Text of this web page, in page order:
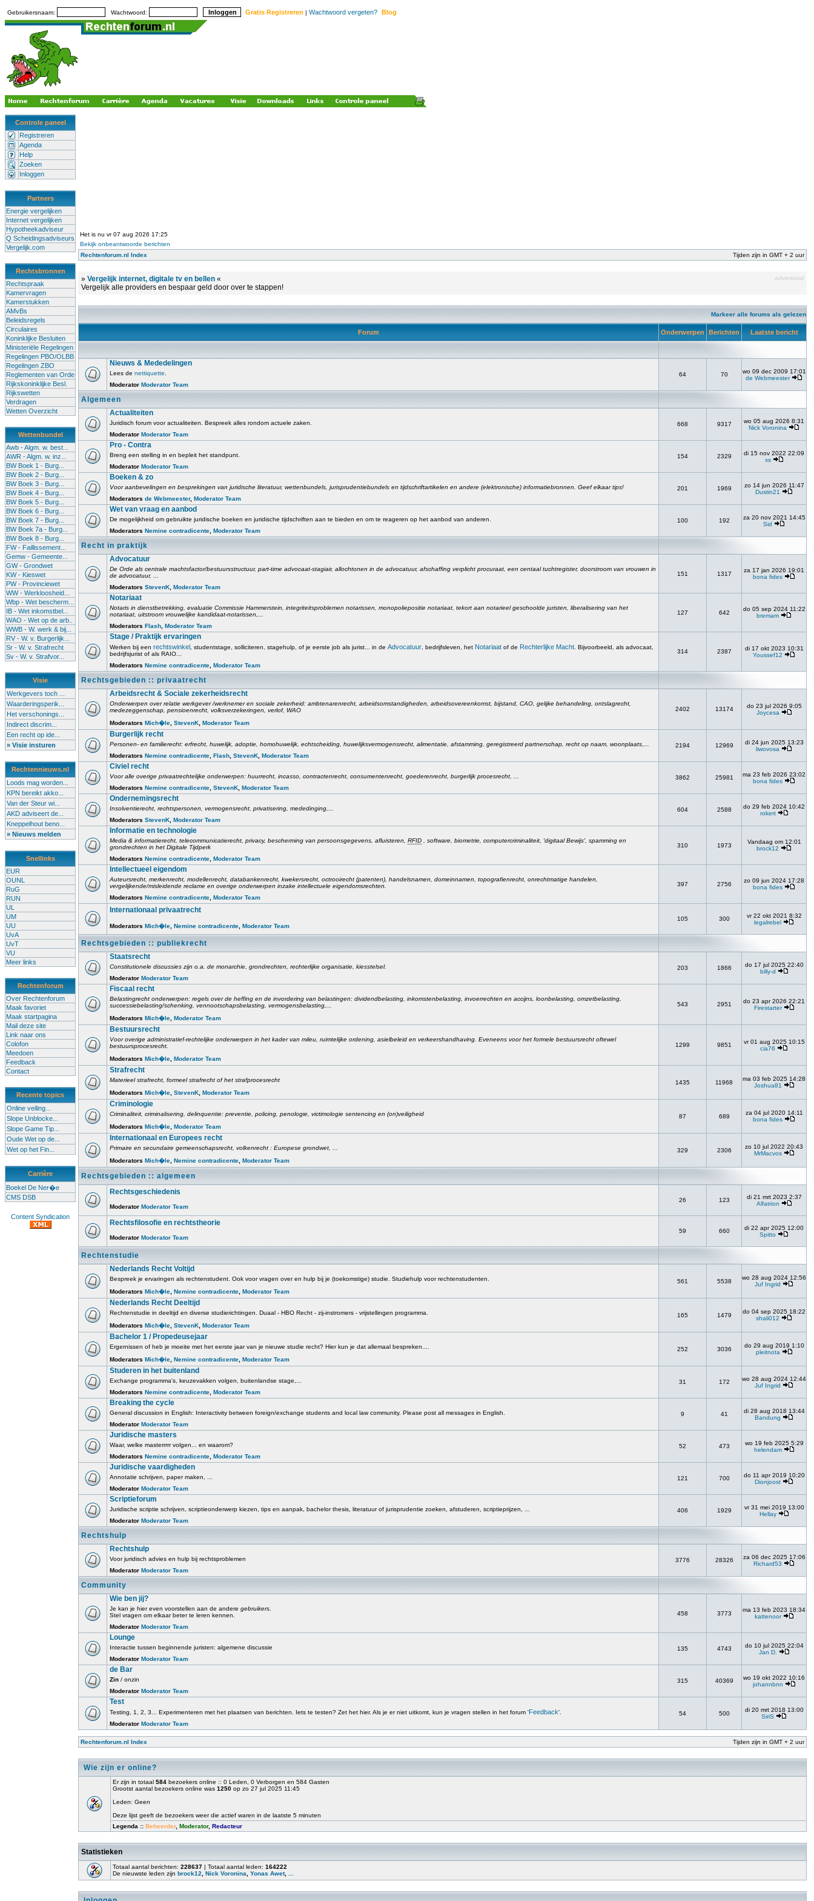
Gebruikersnaam: Wachtwoord: Gratis Registreren | Wachtwoord vergeten? Blog
Controle paneel
Registreren
Agenda
Help
Zoeken
Inloggen
Partners
Energie vergelijken
Internet vergelijken
Hypotheekadviseur
Q Scheidingsadviseurs
Vergelijk.com
Rechtsbronnen
Rechtspraak
Kamervragen
Kamerstukken
AMvBs
Beleidsregels
Circulaires
Koninklijke Besluiten
Ministeriële Regelingen
Regelingen PBO/OLBB
Regelingen ZBO
Reglementen van Orde
Rijkskoninklijke Besl.
Rijkswetten
Verdragen
Wetten Overzicht
Wettenbundel
Awb - Algm. w. best...
AWR - Algm. w. inz...
BW Boek 1 - Burg...
BW Boek 2 - Burg...
BW Boek 3 - Burg...
BW Boek 4 - Burg...
BW Boek 5 - Burg...
BW Boek 6 - Burg...
BW Boek 7 - Burg...
BW Boek 7a - Burg...
BW Boek 8 - Burg...
FW - Faillissement...
Gemw - Gemeente...
GW - Grondwet
KW - Kieswet
PW - Provinciewet
WW - Werkloosheid...
Wbp - Wet bescherm...
IB - Wet inkomstbel...
WAO - Wet op de arb..
WWB - W. werk & bij...
RV - W. v. Burgerlijk...
Sr - W. v. Strafrecht
Sv - W. v. Strafvor...
Visie
Werkgevers toch ...
Waarderingsperik...
Het verschonings...
Indirect discrim...
Een recht op ide...
» Visie insturen
Rechtennieuws.nl
Loods mag worden...
KPN bereikt akko...
Van der Steur wi...
AKD adviseert de...
Kneppelhout beno...
» Nieuws melden
Snellinks
EUR
OUNL
RuG
RUN
UL
UM
UU
UvA
UvT
VU
Meer links
Rechtenforum
Over Rechtenforum
Maak favoriet
Maak startpagina
Mail deze site
Link naar ons
Colofon
Meedoen
Feedback
Contact
Recente topics
Online veiling...
Slope Unblocke...
Slope Game Tip...
Oude Wet op de...
Wet op het Fin...
Carrière
Boekel De Ner�e
CMS DSB
Content Syndication
Het is nu vr 07 aug 2026 17:25
Bekijk onbeantwoorde berichten
Rechtenforum.nl Index
Tijden zijn in GMT + 2 uur
» Vergelijk internet, digitale tv en bellen « advertorial
Vergelijk alle providers en bespaar geld door over te stappen!
Markeer alle forums als gelezen
Forum Onderwerpen Berichten Laatste bericht
Nieuws & Mededelingen
Lees de nettiquette
Moderator Moderator Team
64 70
wo 09 dec 2009 17:01
de Webmeester
Algemeen
Actualiteiten
Juridisch forum voor actualiteiten. Bespreek alles rondom actuele zaken.
Moderator Moderator Team
668 9317
wo 05 aug 2026 8:31
Nick Voronina
Pro - Contra
Breng een stelling in en bepleit het standpunt.
Moderator Moderator Team
154 2329
di 15 nov 2022 22:09
xs
Boeken & zo
Voor aanbevelingen en besprekingen van juridische literatuur, wettenbundels, jurisprudentiebundels en tijdschriftartikelen en andere (elektronische) informatiebronnen. Geef elkaar tips!
Moderators de Webmeester, Moderator Team
201 1969
zo 14 jun 2026 11:47
Dustin21
Wet van vraag en aanbod
De mogelijkheid om gebruikte juridische boeken en juridische tijdschriften aan te bieden en om te reageren op het aanbod van anderen.
Moderators Nemine contradicente Moderator Team
100 192
za 20 nov 2021 14:45
Sid
Recht in praktijk
Advocatuur
De Orde als centrale machtsfactor/bestuursstructuur, part-time advocaat-stagiair, allochtonen in de advocatuur, afschaffing verplicht procuraat, een centaal tuchtregister, doorstroom van vrouwen in
de advocatuur, ...
Moderators StevenK Moderator Team
151 1317
za 17 jan 2026 19:01
bona fides
Notariaat
Notaris in dienstbetrekking, evaluatie Commissie Hammerstein, integriteitsproblemen notarissen, monopoliepositie notariaat, tekort aan notarieel geschoolde juristen, liberalisering van het
notariaat, uitstroom vrouwelijke kandidaat-notarissen,...
Moderators Flash Moderator Team
127 642
do 05 sep 2024 11:22
bremam
Stage / Praktijk ervaringen
Werken bij een rechtswinkel , studentstage, solliciteren, stagehulp, of je eerste job als jurist... in de Advocatuur , bedrijfsleven, het Notariaat of de Rechterlijke Macht . Bijvoorbeeld, als advocaat,
bedrijfsjurist of als RAIO...
Moderators Nemine contradicente Moderator Team
314 2387
di 17 okt 2023 10:31
Youssef12
Rechtsgebieden :: privaatrecht
Arbeidsrecht & Sociale zekerheidsrecht
Onderwerpen over relatie werkgever /werknemer en sociale zekerheid: ambtenarenrecht, arbeidsomstandigheden, arbeidsovereenkomst, bijstand, CAO, gelijke behandeling, ontslagrecht,
medezeggenschap, pensioenrecht, volksverzekeringen, verlof, WAO
Moderators Mich�le StevenK Moderator Team
2402 13174
do 23 jul 2026 9:05
Joycesa
Burgerlijk recht
Personen- en familierecht: erfrecht, huwelijk, adoptie, homohuwelijk, echtscheiding, huwelijksvermogensrecht, alimentatie, afstamming, geregistreerd partnerschap, recht op naam, woonplaats,...
Moderators Nemine contradicente Flash StevenK Moderator Team
2194 12969
di 24 jun 2025 13:23
liwovosa
Civiel recht
Voor alle overige privaatrechtelijke onderwerpen: huurrecht, incasso, contractenrecht, consumentenrecht, goederenrecht, burgerlijk procesrecht, ...
Moderators Nemine contradicente StevenK Moderator Team
3862 25981
ma 23 feb 2026 23:02
bona fides
Ondernemingsrecht
Insolventierecht, rechtspersonen, vermogensrecht, privatisering, mededinging,...
Moderators StevenK Moderator Team
604 2588
do 29 feb 2024 10:42
rokert
Informatie en technologie
Media & informatierecht, telecommunicatierecht, privacy, bescherming van persoonsgegevens, afluisteren, RFID , software, biometrie, computercriminaliteit, 'digitaal Bewijs', spamming en
grondrechten in het Digitale Tijdperk
Moderators Nemine contradicente Moderator Team
310 1973
Vandaag om 12:01
brock12
Intellectueel eigendom
Auteursrecht, merkenrecht, modellenrecht, databankenrecht, kwekersrecht, octrooirecht (patenten), handelsnamen, domeinnamen, topografienrecht, onrechtmatige handelen,
vergelijkende/misleidende reclame en overige onderwerpen inzake intellectuele eigendomsrechten.
Moderators Nemine contradicente Moderator Team
397 2756
zo 09 jun 2024 17:28
bona fides
Internationaal privaatrecht
Moderators Mich�le Nemine contradicente Moderator Team
105 300
vr 22 okt 2021 8:32
legalrebel
Rechtsgebieden :: publiekrecht
Staatsrecht
Constitutionele discussies zijn o.a. de monarchie, grondrechten, rechterlijke organisatie, kiesstelsel.
Moderator Moderator Team
203 1866
do 17 jul 2025 22:40
billy-d
Fiscaal recht
Belastingrecht onderwerpen: regels over de heffing en de invordering van belastingen: dividendbelasting, inkomstenbelasting, invoerrechten en accijns, loonbelasting, omzetbelasting,
successiebelasting/schenking, vennootschapsbelasting, vermogensbelasting,...
Moderators Mich�le Moderator Team
543 2951
do 23 apr 2026 22:21
Firestarter
Bestuursrecht
Voor overige administratief-rechtelijke onderwerpen in het kader van mileu, ruimtelijke ordening, asielbeleid en verkeershandhaving. Eveneens voor het formele bestuursrecht oftewel
bestuursprocesrecht.
Moderators Mich�le Moderator Team
1299 9851
vr 01 aug 2025 10:15
cia76
Strafrecht
Materieel strafrecht, formeel strafrecht of het strafprocesrecht
Moderators Mich�le StevenK Moderator Team
1435 11968
ma 03 feb 2025 14:28
Joshua81
Criminologie
Criminaliteit, criminalisering, delinquentie: preventie, policing, penologie, victimologie sentencing en (on)veiligheid
Moderators Mich�le Moderator Team
87 689
za 04 jul 2020 14:11
bona fides
Internationaal en Europees recht
Primaire en secundaire gemeenschapsrecht, volkenrecht : Europese grondwet, ...
Moderators Mich�le Nemine contradicente Moderator Team
329 2306
zo 10 jul 2022 20:43
MrMacvos
Rechtsgebieden :: algemeen
Rechtsgeschiedenis
Moderator Moderator Team
26 123
di 21 mrt 2023 2:37
Alfatrion
Rechtsfilosofie en rechtstheorie
Moderator Moderator Team
59 660
di 22 apr 2025 12:00
Spitto
Rechtenstudie
Nederlands Recht Voltijd
Bespreek je ervaringen als rechtenstudent. Ook voor vragen over en hulp bij je (toekomstige) studie. Studiehulp voor rechtenstudenten.
Moderators Mich�le Nemine contradicente Moderator Team
561 5538
wo 28 aug 2024 12:56
Juf Ingrid
Nederlands Recht Deeltijd
Rechtenstudie in deeltijd en diverse studierichtingen. Duaal - HBO Recht - zij-instromers - vrijstellingen programma.
Moderators Mich�le StevenK Moderator Team
165 1479
do 04 sep 2025 18:22
shali012
Bachelor 1 / Propedeusejaar
Ergernissen of heb je moeite met het eerste jaar van je nieuwe studie recht? Hier kun je dat allemaal bespreken....
Moderators Mich�le Nemine contradicente Moderator Team
252 3036
do 29 aug 2019 1:10
pleitnota
Studeren in het buitenland
Exchange programma's, keuzevakken volgen, buitenlandse stage,...
Moderators Nemine contradicente Moderator Team
31 172
wo 28 aug 2024 12:44
Juf Ingrid
Breaking the cycle
General discussion in English: Interactivity between foreign/exchange students and local law community. Please post all messages in English.
Moderator Moderator Team
9 41
di 28 aug 2018 13:44
Bandung
Juridische masters
Waar, welke masterrrrr volgen... en waarom?
Moderators Nemine contradicente Moderator Team
52 473
wo 19 feb 2025 5:29
helendam
Juridische vaardigheden
Annotatie schrijven, paper maken, ...
Moderator Moderator Team
121 700
do 11 apr 2019 10:20
Dionjoost
Scriptieforum
Juridische scriptie schrijven, scriptieonderwerp kiezen, tips en aanpak, bachelor thesis, literatuur of jurisprudentie zoeken, afstuderen, scriptieprijzen, ...
Moderator Moderator Team
406 1929
vr 31 mei 2019 13:00
Hellay
Rechtshulp
Rechtshulp
Voor juridisch advies en hulp bij rechtsproblemen
Moderator Moderator Team
3776 28326
za 06 dec 2025 17:06
Richard53
Community
Wie ben jij?
Je kan je hier even voorstellen aan de andere gebruikers
Stel vragen om elkaar beter te leren kennen.
Moderator Moderator Team
458 3773
ma 13 feb 2023 18:34
kattenoor
Lounge
Interactie tussen beginnende juristen: algemene discussie
Moderator Moderator Team
135 4743
do 10 jul 2025 22:04
Jan D.
de Bar
Zin / onzin
Moderator Moderator Team
315 40369
wo 19 okt 2022 10:16
johannbnn
Test
Testing, 1, 2, 3... Experimenteren met het plaatsen van berichten. Iets te testen? Zet het hier. Als je er niet uitkomt, kun je vragen stellen in het forum 'Feedback'.
Moderator Moderator Team
54 500
di 20 mrt 2018 13:00
SiriS
Rechtenforum.nl Index Tijden zijn in GMT + 2 uur
Wie zijn er online?
Er zijn in totaal 584 bezoekers online :: 0 Leden, 0 Verborgen en 584 Gasten
Grootst aantal bezoekers online was 1250 op zo 27 jul 2025 11:45
Leden: Geen
Deze lijst geeft de bezoekers weer die actief waren in de laatste 5 minuten
Legenda :: Beheerder, Moderator, Redacteur
Statistieken
Totaal aantal berichten: 228637 | Totaal aantal leden: 164222
De nieuwste leden zijn brock12 Nick Voronina Yonas Awet,